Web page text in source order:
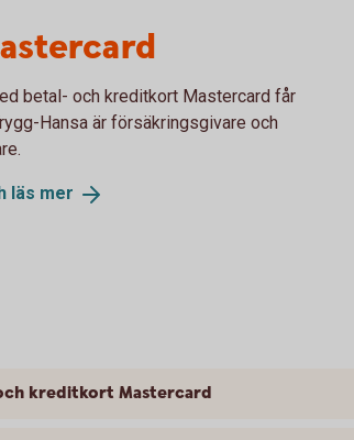
betal- och kreditkort Mastercard får
Hansa är försäkringsgivare och
läs mer
kreditkort Mastercard